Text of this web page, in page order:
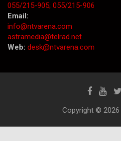
055/215-905; 055/215-906
Email:
info@ntvarena.com
astramedia@telrad.net
Web: desk@ntvarena.com
Copyright © 2026